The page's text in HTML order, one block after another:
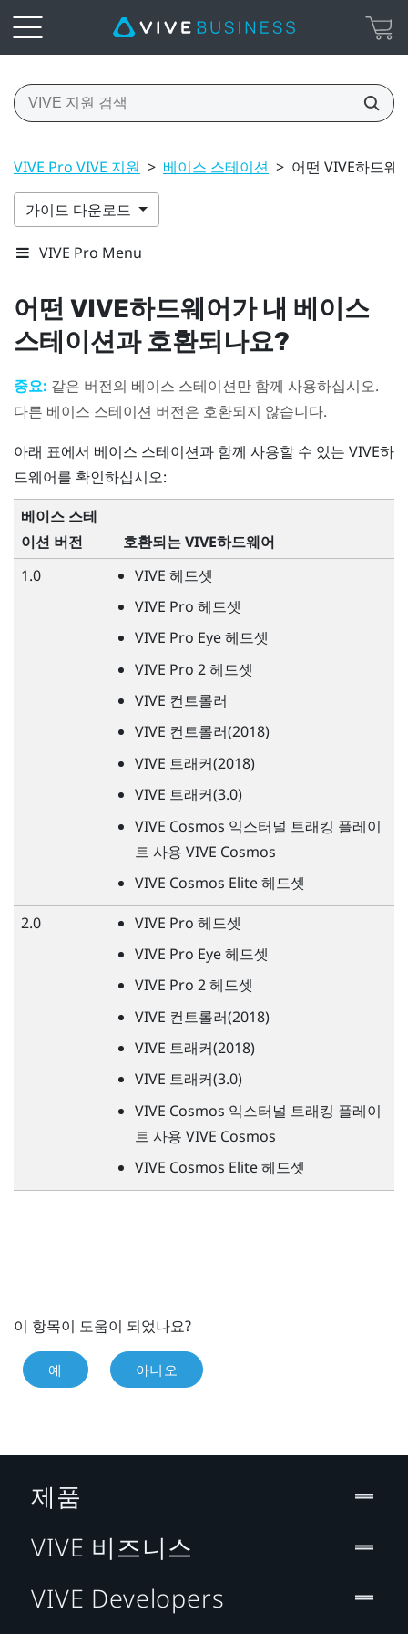
VIVE Pro VIVE 지원 > 베이스 스테이션 > 어떤 VIVE하드웨
가이드 다운로드
VIVE Pro Menu
어떤 VIVE하드웨어가 내 베이스
스테이션과 호환되나요?
중요: 같은 버전의 베이스 스테이션만 함께 사용하십시오.
다른 베이스 스테이션 버전은 호환되지 않습니다.
아래 표에서 베이스 스테이션과 함께 사용할 수 있는 VIVE하
드웨어를 확인하십시오:
베이스 스테
이션 버전
호환되는VIVE하드웨어
1.0
VIVE 헤드셋
VIVE Pro 헤드셋
VIVE Pro Eye 헤드셋
VIVE Pro 2 헤드셋
VIVE 컨트롤러
VIVE 컨트롤러(2018)
VIVE 트래커(2018)
VIVE 트래커(3.0)
VIVE Cosmos 익스터널 트래킹 플레이
트 사용 VIVE Cosmos
VIVE Cosmos Elite 헤드셋
2.0
VIVE Pro 헤드셋
VIVE Pro Eye 헤드셋
VIVE Pro 2 헤드셋
VIVE 컨트롤러(2018)
VIVE 트래커(2018)
VIVE 트래커(3.0)
VIVE Cosmos 익스터널 트래킹 플레이
트 사용 VIVE Cosmos
VIVE Cosmos Elite 헤드셋
이 항목이 도움이 되었나요?
예 아니오
제품
VIVE 비즈니스
VIVE Developers